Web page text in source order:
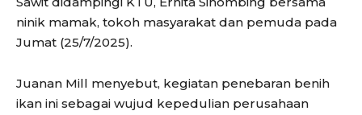
ninik mamak, tokoh masyarakat dan pemuda pada
Jumat (25/7/2025).
Juanan Mill menyebut, kegiatan penebaran benih
ikan ini sebagai wujud kepedulian perusahaan